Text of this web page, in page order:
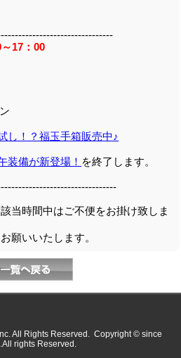
17：00
し！？福玉手箱販売中♪
装備が新登場！ を終了します。
当時間中はご不便をお掛け致しま
願いいたします。
All Rights Reserved. Copyright © since
rights Reserved.